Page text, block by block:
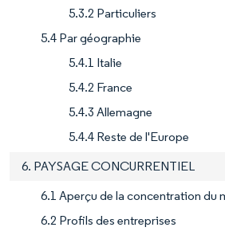
5.3.2 Particuliers
5.4 Par géographie
5.4.1 Italie
5.4.2 France
5.4.3 Allemagne
5.4.4 Reste de l'Europe
6. PAYSAGE CONCURRENTIEL
6.1 Aperçu de la concentration du
6.2 Profils des entreprises